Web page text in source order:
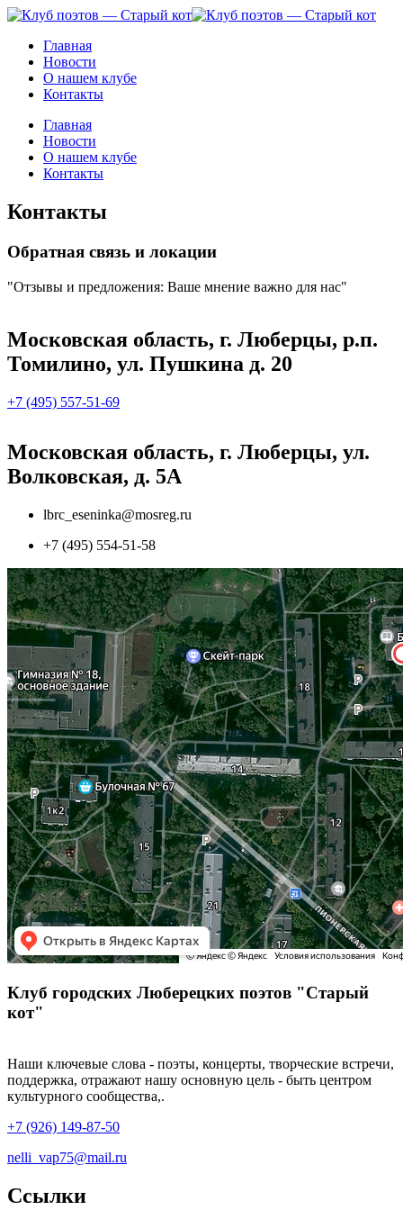
Главная
Новости
О нашем клубе
Контакты
Главная
Новости
О нашем клубе
Контакты
Контакты
Обратная связь и локации
"Отзывы и предложения: Ваше мнение важно для нас"
Московская область, г. Люберцы, р.п.
Томилино, ул. Пушкина д. 20
+7 (495) 557-51-69
Московская область, г. Люберцы, ул.
Волковская, д. 5А
lbrc_eseninka@mosreg.ru
+7 (495) 554-51-58
Клуб городских Люберецких поэтов "Старый
кот"
Наши ключевые слова - поэты, концерты, творческие встречи,
поддержка, отражают нашу основную цель - быть центром
культурного сообщества,.
+7 (926) 149-87-50
nelli_vap75@mail.ru
Ссылки